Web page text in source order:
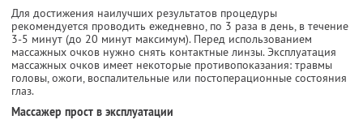
Для достижения наилучших результатов процедуры
рекомендуется проводить ежедневно, по 3 раза в день, в течение
3-5 минут (до 20 минут максимум). Перед использованием
массажных очков нужно снять контактные линзы. Эксплуатация
массажных очков имеет некоторые противопоказания: травмы
головы, ожоги, воспалительные или постоперационные состояния
глаз.
Массажер прост в эксплуатации